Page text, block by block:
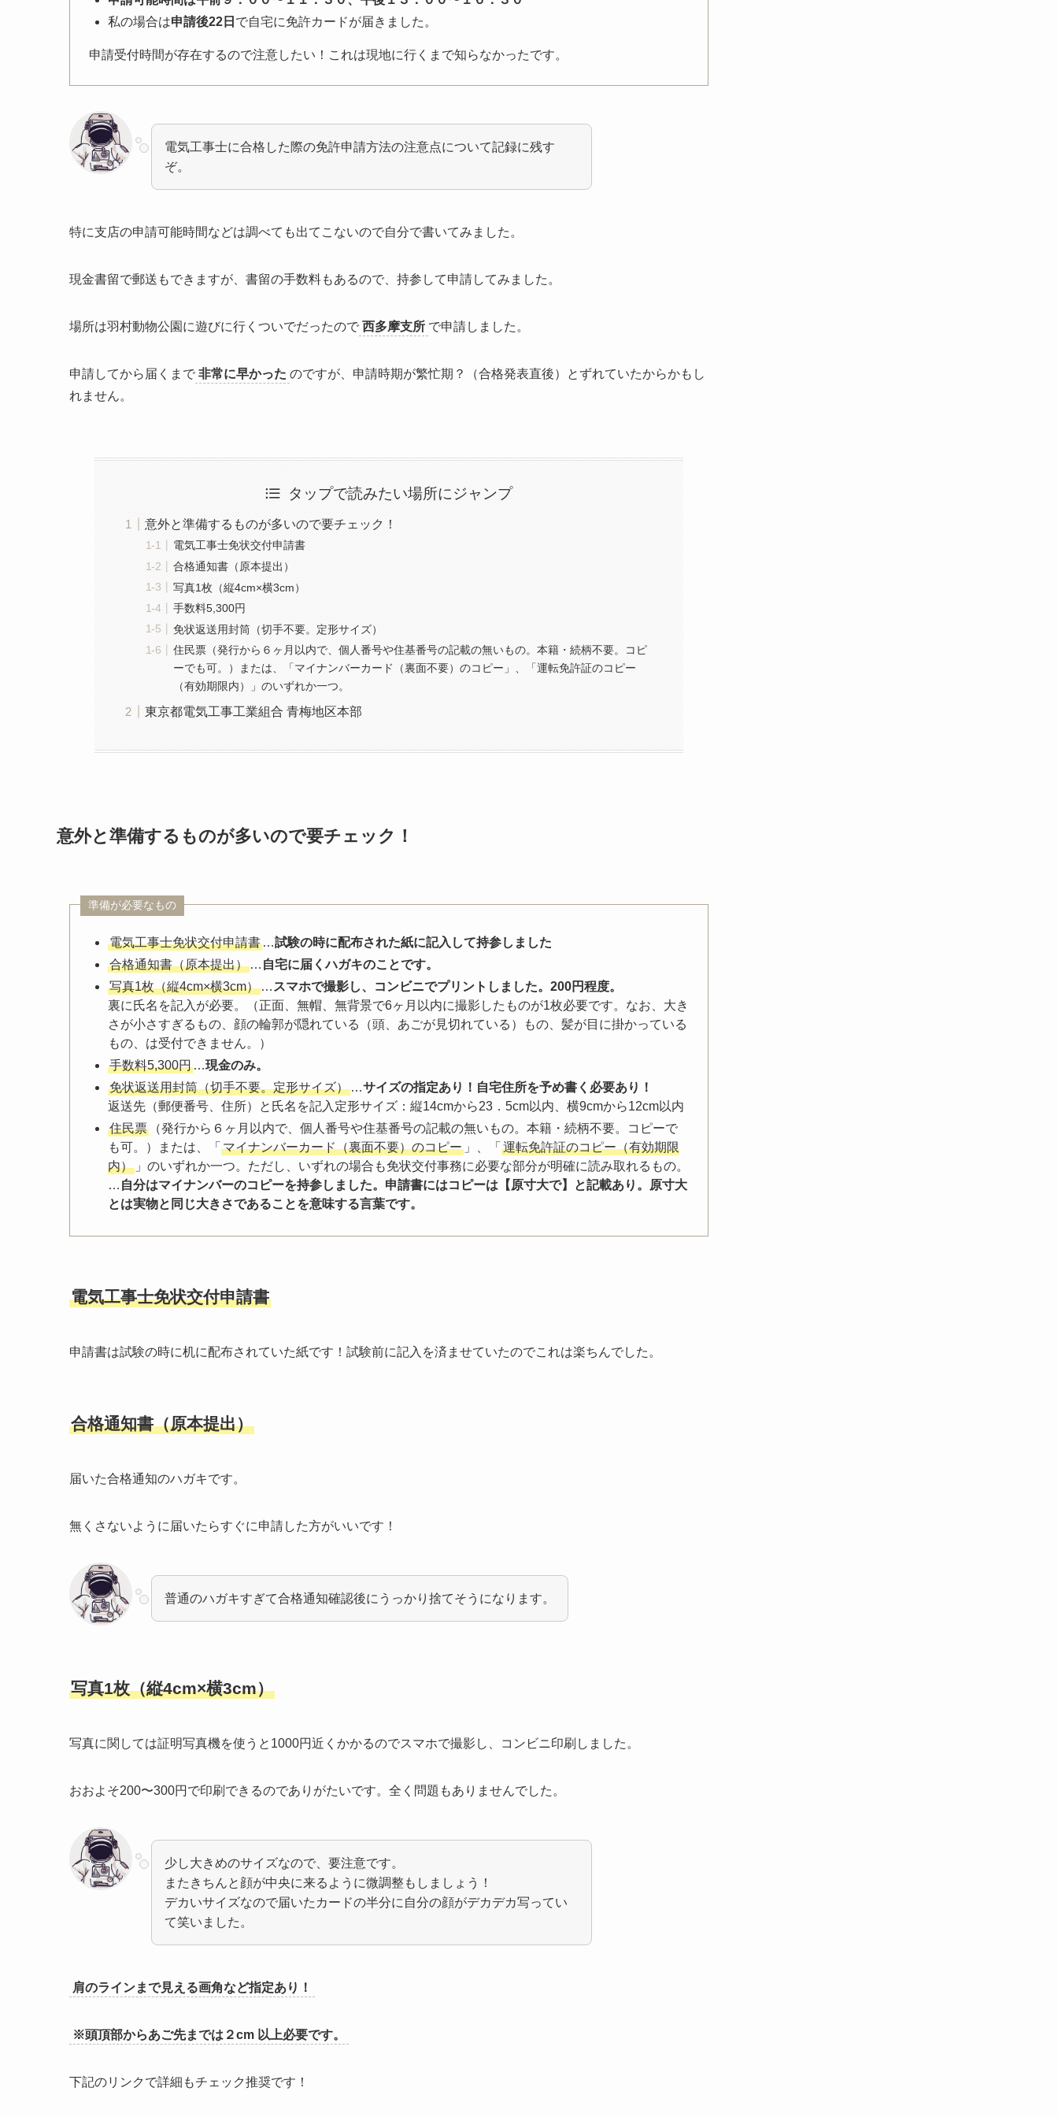
私の場合は申請後22日 で自宅に免許カードが届きました。
申請受付時間が存在するので注意したい！これは現地に行くまで知らなかったです。
電気工事士に合格した際の免許申請方法の注意点について記録に残す
ぞ。
特に支店の申請可能時間などは調べても出てこないので自分で書いてみました。
現金書留で郵送もできますが、書留の手数料もあるので、持参して申請してみました。
場所は羽村動物公園に遊びに行くついでだったので 西多摩支所 で申請しました。
申請してから届くまで 非常に早かった のですが、申請時期が繁忙期？（合格発表直後）とずれていたからかもし
れません。
タップで読みたい場所にジャンプ
意外と準備するものが多いので要チェック！
電気工事士免状交付申請書
合格通知書（原本提出）
写真1枚（縦4cm×横3cm）
手数料5,300円
免状返送用封筒（切手不要。定形サイズ）
住民票（発行から６ヶ月以内で、個人番号や住基番号の記載の無いもの。本籍・続柄不要。コピ
ーでも可。）または、「マイナンバーカード（裏面不要）のコピー」、「運転免許証のコピー
（有効期限内）」のいずれか一つ。
東京都電気工事工業組合 青梅地区本部
意外と準備するものが多いので要チェック！
準備が必要なもの
電気工事士免状交付申請書 …試験の時に配布された紙に記入して持参しました
合格通知書（原本提出） … 自宅に届くハガキのことです。
写真1枚（縦4cm×横3cm） … スマホで撮影し、コンビニでプリントしました。200円程度。
裏に氏名を記入が必要。（正面、無帽、無背景で6ヶ月以内に撮影したものが1枚必要です。なお、大き
さが小さすぎるもの、顔の輪郭が隠れている（頭、あごが見切れている）もの、髪が目に掛かっている
もの、は受付できません。）
手数料5,300円 …現金のみ。
免状返送用封筒（切手不要。定形サイズ） …サイズの指定あり！自宅住所を予め書く必要あり！
返送先（郵便番号、住所）と氏名を記入定形サイズ：縦14cmから23．5cm以内、横9cmから12cm以内
住民票
（発行から６ヶ月以内で、個人番号や住基番号の記載の無いもの。本籍・続柄不要。コピーで
も可。）または、「 マイナンバーカード（裏面不要）のコピー 」、「 運転免許証のコピー（有効期限
内） 」のいずれか一つ。ただし、いずれの場合も免状交付事務に必要な部分が明確に読み取れるもの。
… 自分はマイナンバーのコピーを持参しました。申請書にはコピーは【原寸大で】と記載あり。原寸大
とは実物と同じ大きさであることを意味する言葉です。
電気工事士免状交付申請書
申請書は試験の時に机に配布されていた紙です！試験前に記入を済ませていたのでこれは楽ちんでした。
合格通知書（原本提出）
届いた合格通知のハガキです。
無くさないように届いたらすぐに申請した方がいいです！
普通のハガキすぎて合格通知確認後にうっかり捨てそうになります。
写真1枚（縦4cm×横3cm）
写真に関しては証明写真機を使うと1000円近くかかるのでスマホで撮影し、コンビニ印刷しました。
おおよそ200〜300円で印刷できるのでありがたいです。全く問題もありませんでした。
少し大きめのサイズなので、要注意です。
またきちんと顔が中央に来るように微調整もしましょう！
デカいサイズなので届いたカードの半分に自分の顔がデカデカ写ってい
て笑いました。
肩のラインまで見える画角など指定あり！
※頭頂部からあご先までは２cm 以上必要です。
下記のリンクで詳細もチェック推奨です！